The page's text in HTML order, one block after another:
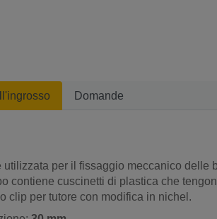
Domande
utilizzata per il fissaggio meccanico delle
contiene cuscinetti di plastica che
clip per tutore con modifica in nichel.